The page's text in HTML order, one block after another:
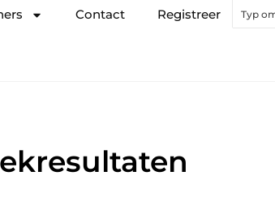
Contact Registreer